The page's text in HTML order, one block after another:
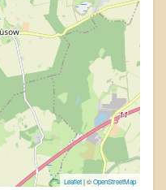
Leaflet| ©OpenStreetMap